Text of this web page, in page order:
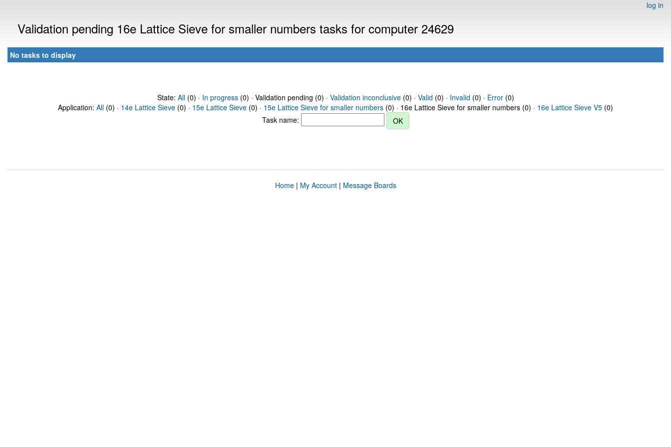
log in
Validation pending 16e Lattice Sieve for smaller numbers tasks for computer 24629
No tasks to display
State: All(0) · In progress(0) · Validation pending (0) · Validation inconclusive(0) · Valid (0) · Invalid (0) · Error(0)
Application: All (0) · 14e Lattice Sieve (0) · 15e Lattice Sieve (0) · 15e Lattice Sieve for smaller numbers (0) · 16e Lattice Sieve for smaller numbers (0) · 16e Lattice Sieve V5 (0)
Task name:
Home| My Account| Message Boards